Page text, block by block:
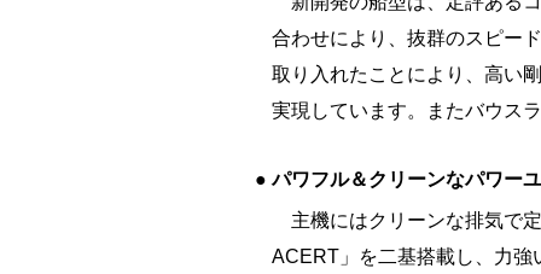
合わせにより、抜群のスピー
取り入れたことにより、高い
実現しています。またバウス
● パワフル＆クリーンなパワー
主機にはクリーンな排気で
ACERT」を二基搭載し、力強